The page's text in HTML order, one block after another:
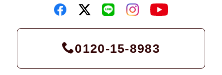
0120-15-8983